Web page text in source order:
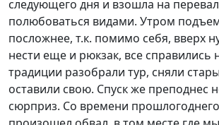
следующего дня и взошла на перевал
полюбоваться видами. Утром
посложнее, т.к. помимо себя, вверх
нести еще и рюкзак, все справились
традиции разобрали тур, сняли
оставили свою. Спуск же преподнес
сюрприз. Со времени